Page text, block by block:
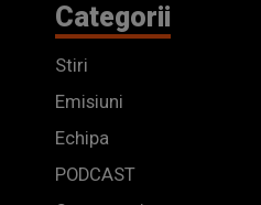
Categorii
Stiri
Emisiuni
Echipa
PODCAST